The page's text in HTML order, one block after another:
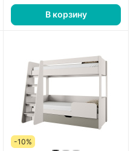
В корзину
-10%